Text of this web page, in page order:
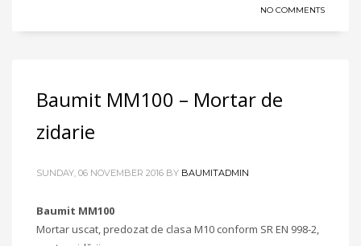
NO COMMENTS
Baumit MM100 – Mortar de
zidarie
SUNDAY, 06 NOVEMBER 2016 BY BAUMITADMIN
Baumit MM100
Mortar uscat, predozat de clasa M10 conform SR EN 998-2,